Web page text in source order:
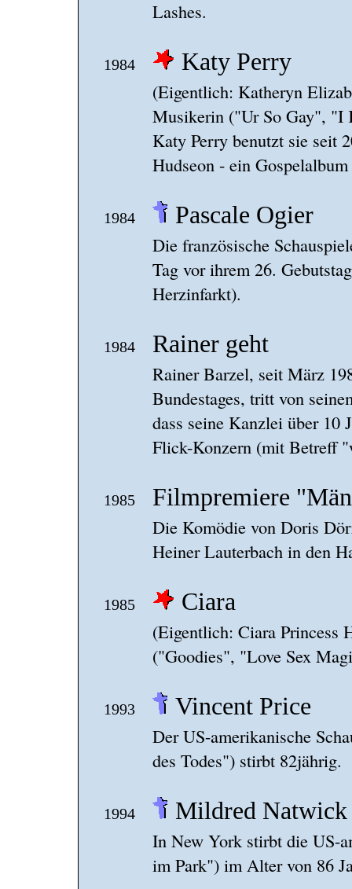
Lashes.
1984 Katy Perry
(Eigentlich: Katheryn
Musikerin ("Ur So Gay", "I
Katy Perry benutzt sie seit
Hudseon - ein
1984 Pascale Ogier
Die französische
Tag vor ihrem 26.
Herzinfarkt).
1984 Rainer geht
Rainer Barzel, seit März
Bundestages, tritt von
dass seine Kanzlei über
Flick-Konzern (mit Betreff
1985 Filmpremiere
Die Komödie von Doris
Heiner Lauterbach in den
1985 Ciara
(Eigentlich: Ciara Princess
("Goodies", "Love Sex
1993 Vincent Price
Der US-amerikanische
des Todes") stirbt 82jährig.
1994 Mildred Natwick
In New York stirbt die US-
im Park") im Alter von 86